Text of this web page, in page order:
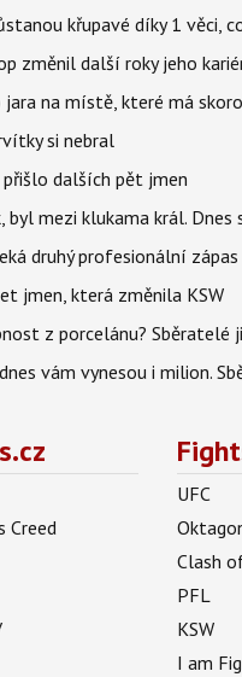
křupavé díky 1 věci,
změnil další roky jeho
na místě, které má
si nebral
přišlo dalších pět jmen
mezi klukama král. Dnes
druhý profesionální zápas
jmen, která změnila KSW
z porcelánu? Sběratelé
vám vynesou i milion.
Creed
UFC
Clash
PFL
KSW
I am